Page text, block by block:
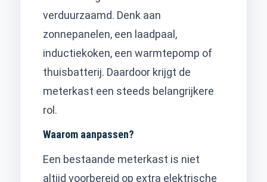
verduurzaamd. Denk aan
zonnepanelen, een laadpaal,
inductiekoken, een warmtepomp of
thuisbatterij. Daardoor krijgt de
meterkast een steeds belangrijkere
rol.
Waarom aanpassen?
Een bestaande meterkast is niet
altijd voorbereid op extra elektrische